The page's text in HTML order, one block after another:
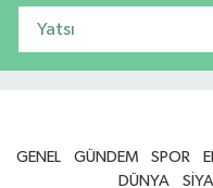
Yatsı
GENEL GÜNDEM SPOR
DÜNYA